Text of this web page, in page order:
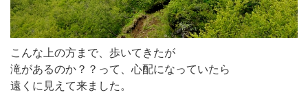
こんな上の方まで、歩いてきたが
滝があるのか？？って、心配になっていたら
遠くに見えて来ました。